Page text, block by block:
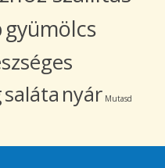
gyümölcs
saláta nyár Mutasd